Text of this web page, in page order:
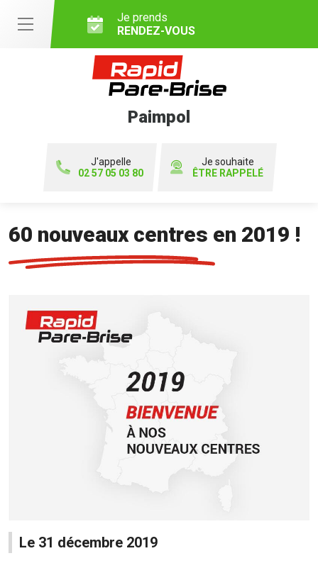
Je prends
RENDEZ-VOUS
Paimpol
J'appelle
02 57 05 03 80
Je souhaite
ÊTRE RAPPELÉ
60 nouveaux centres en 2019 !
Le 31 décembre 2019